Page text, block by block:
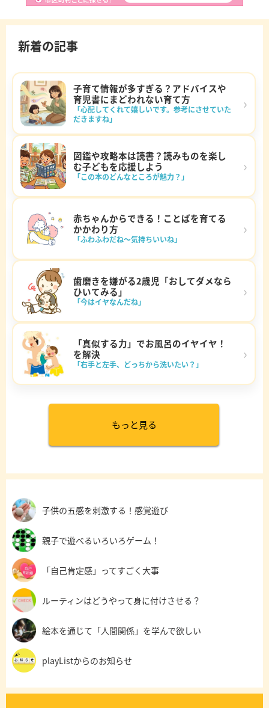
新着の記事
子育て情報が多すぎる？アドバイスや
育児書にまどわれない育て方
「心配してくれて嬉しいです。参考にさせていた
だきますね」
›
図鑑や攻略本は読書？読みものを楽し
む子どもを応援しよう
「この本のどんなところが魅力？」
›
赤ちゃんからできる！ことばを育てる
かかわり方
「ふわふわだね～気持ちいいね」
›
歯磨きを嫌がる2歳児「おしてダメなら
ひいてみる」
「今はイヤなんだね」
›
「真似する力」でお風呂のイヤイヤ！
を解決
「右手と左手、どっちから洗いたい？」
›
もっと見る
子供の五感を刺激する！感覚遊び
親子で遊べるいろいろゲーム！
「自己肯定感」ってすごく大事
ルーティンはどうやって身に付けさせる？
絵本を通じて「人間関係」を学んで欲しい
playListからのお知らせ